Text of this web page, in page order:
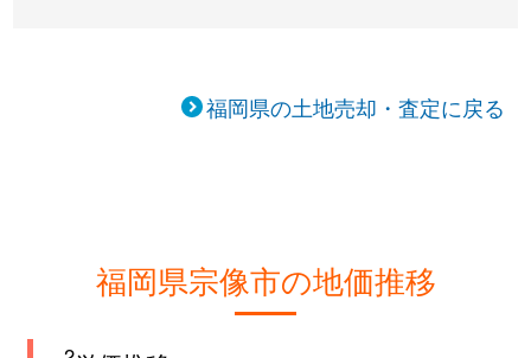
福岡県の土地売却・査定に戻る
福岡県宗像市の地価推移